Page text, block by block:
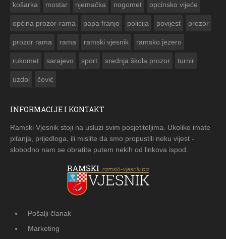
košarka mostar njemačka nogomet opcinsko vijeće
općina prozor-rama papa franjo policija povijest prozor
prozor rama rama ramski vjesnik ramsko jezero
rukomet sarajevo sport srednja škola prozor turnir
uzdol čović
INFORMACIJE I KONTAKT
Ramski Vjesnik stoji na usluzi svim posjetiteljima. Ukoliko imate
pitanja, prijedloga, ili mislite da smo propustili neku vijest -
slobodno nam se obratite putem nekih od linkova ispod.
Pošalji članak
Marketing